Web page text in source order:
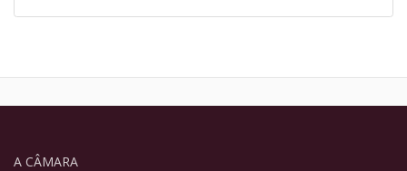
A CÂMARA